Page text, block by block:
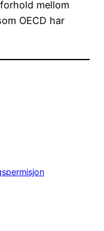
mellom
OECD har